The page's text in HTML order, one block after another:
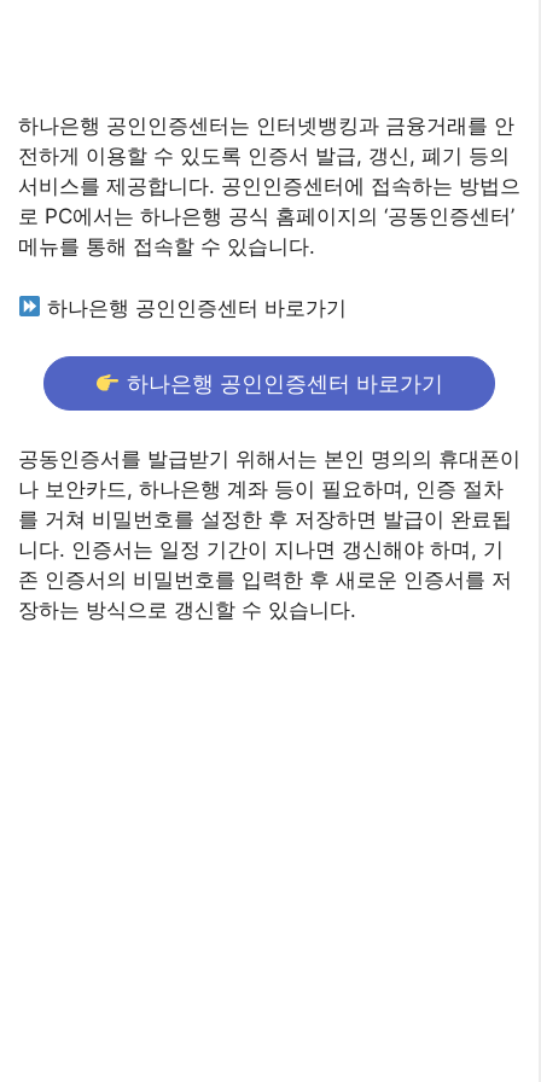
하나은행 공인인증센터는 인터넷뱅킹과 금융거래를 안
전하게 이용할 수 있도록 인증서 발급, 갱신, 폐기 등의
서비스를 제공합니다. 공인인증센터에 접속하는 방법으
로 PC에서는 하나은행 공식 홈페이지의 ‘공동인증센터’
메뉴를 통해 접속할 수 있습니다.
하나은행 공인인증센터 바로가기
하나은행 공인인증센터 바로가기
공동인증서를 발급받기 위해서는 본인 명의의 휴대폰이
나 보안카드, 하나은행 계좌 등이 필요하며, 인증 절차
를 거쳐 비밀번호를 설정한 후 저장하면 발급이 완료됩
니다. 인증서는 일정 기간이 지나면 갱신해야 하며, 기
존 인증서의 비밀번호를 입력한 후 새로운 인증서를 저
장하는 방식으로 갱신할 수 있습니다.